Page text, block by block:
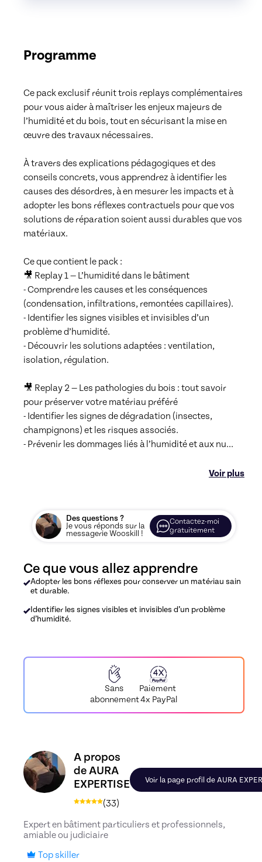
Programme
Ce pack exclusif réunit trois replays complémentaires
pour vous aider à maîtriser les enjeux majeurs de
l’humidité et du bois, tout en sécurisant la mise en
œuvre des travaux nécessaires.
À travers des explications pédagogiques et des
conseils concrets, vous apprendrez à identifier les
causes des désordres, à en mesurer les impacts et à
adopter les bons réflexes contractuels pour que vos
solutions de réparation soient aussi durables que vos
matériaux.
Ce que contient le pack :
🎥 Replay 1 — L’humidité dans le bâtiment
- Comprendre les causes et les conséquences
(condensation, infiltrations, remontées capillaires).
- Identifier les signes visibles et invisibles d’un
problème d’humidité.
- Découvrir les solutions adaptées : ventilation,
isolation, régulation.
🎥 Replay 2 — Les pathologies du bois : tout savoir
pour préserver votre matériau préféré
- Identifier les signes de dégradation (insectes,
champignons) et les risques associés.
- Prévenir les dommages liés à l’humidité et aux nu...
Voir plus
Des questions ?
Je vous réponds sur la
messagerie Wooskill !
Contactez-moi
gratuitement
Ce que vous allez apprendre
Adopter les bons réflexes pour conserver un matériau sain
et durable.
Identifier les signes visibles et invisibles d’un problème
d’humidité.
Sans
abonnement
Paiement
4x PayPal
Découvrez le profil de AURA EXPERTISE,
A propos
de AURA
EXPERTISE
(33)
Voir la page profil de AURA
Expert en bâtiment particuliers et professionnels,
amiable ou judiciaire
Top skiller